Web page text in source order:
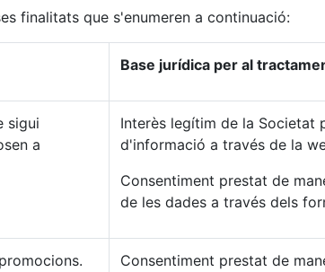
finalitats que s'enumeren a continuació:
Base jurídica per al
sigui
a
Interès legítim de la Societat
d'informació a través de la
Consentiment prestat de
de les dades a través dels
Consentiment prestat de